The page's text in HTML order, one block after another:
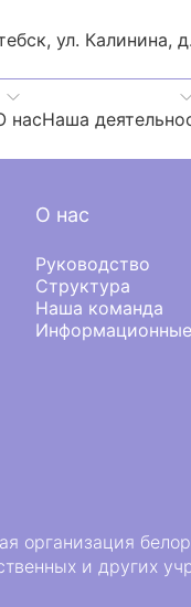
ул. Калинина,
насНаша
О нас
Руководство
Структура
Наша команда
организация
и других